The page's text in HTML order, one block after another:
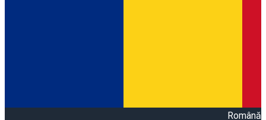
Română